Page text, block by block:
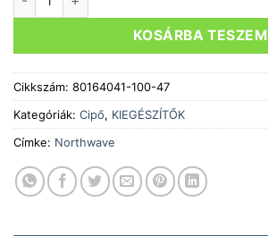
KOSÁRBA TESZEM
Cikkszám: 80164041-100-47
Kategóriák: Cipő, KIEGÉSZÍTŐK
Címke: Northwave